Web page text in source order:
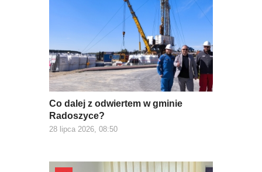
Co dalej z odwiertem w gminie
Radoszyce?
28 lipca 2026, 08:50